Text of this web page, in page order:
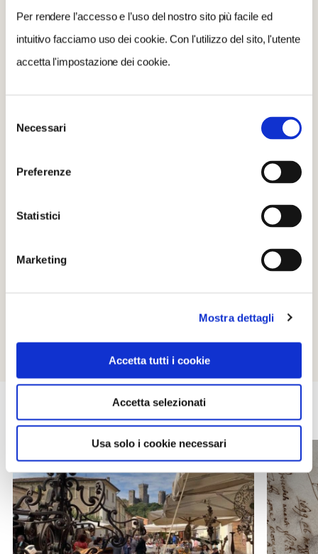
Per rendere l’accesso e l’uso del nostro sito più facile ed
intuitivo facciamo uso dei cookie. Con l'utilizzo del sito, l'utente
accetta l'impostazione dei cookie.
delNecessari
Preferenze
Statistici
Marketing
Mostra dettagli
Accetta tutti i cookie
Accetta selezionati
Usa solo i cookie necessari
DOVE
San Gimignano
CONTATTI
info@sangimignano.com
SITO WEB
EVENTI